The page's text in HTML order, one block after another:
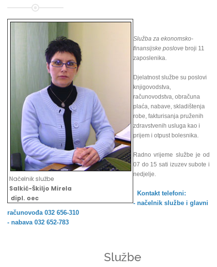
Načelnik službe
Salkić-Škiljo Mirela
dipl. oec
Služba za ekonomsko-
finansijske poslove broji 11
zaposlenika.
Djelatnost službe su poslovi
knjigovodstva,
računovodstva, obračuna
plaća, nabave, skladištenja
robe, fakturisanja pruženih
zdravstvenih usluga kao i
prijem i otpust bolesnika.
Radno vrijeme službe je od
07 do 15 sati izuzev subote i
nedjelje.
Kontakt telefoni:
- načelnik službe i glavni
računovođa 032 656-310
- nabava 032 652-783
Službe